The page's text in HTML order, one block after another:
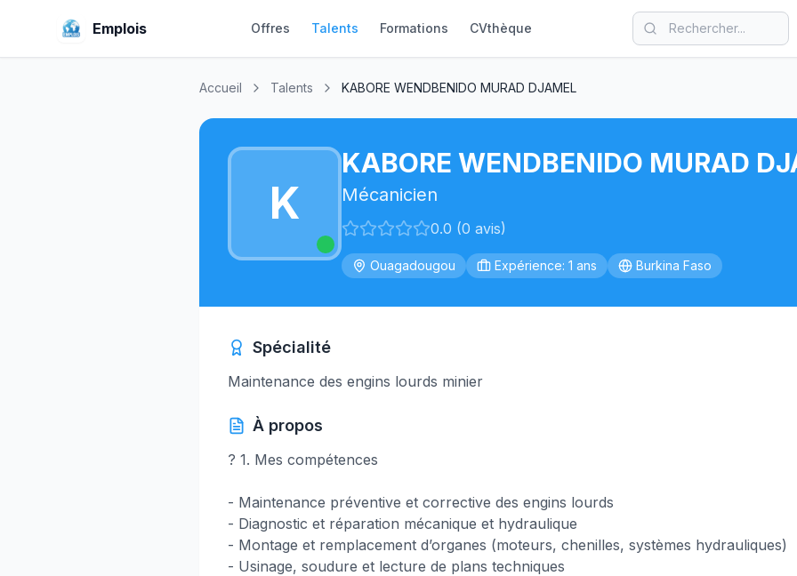
Emplois Offres Talents Formations CVthèque
Accueil Talents KABORE WENDBENIDO MURAD DJAMEL
K
KABORE WENDBENIDO MURAD
Mécanicien
0.0 (0 avis)
Ouagadougou Expérience: 1 ans Burkina Faso
Spécialité
Maintenance des engins lourds minier
À propos
? 1. Mes compétences
- Maintenance préventive et corrective des engins lourds
- Diagnostic et réparation mécanique et hydraulique
- Montage et remplacement d’organes (moteurs, chenilles, systèmes hydrauliques)
- Usinage, soudure et lecture de plans techniques